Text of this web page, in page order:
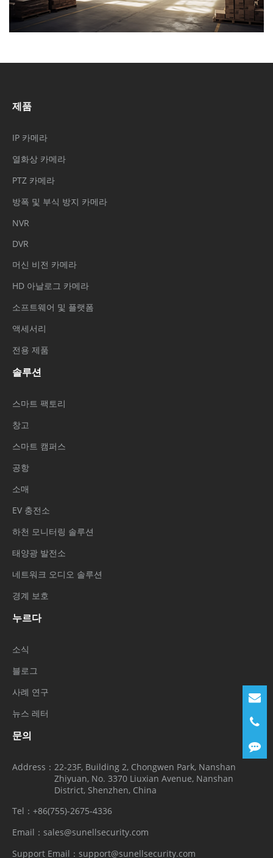
제품
IP 카메라
열화상 카메라
PTZ 카메라
방폭 및 부식 방지 카메라
NVR
DVR
머신 비전 카메라
HD 아날로그 카메라
소프트웨어 및 플랫폼
액세서리
전용 제품
솔루션
스마트 팩토리
창고
스마트 캠퍼스
공항
소매
EV 충전소
하천 모니터링 솔루션
태양광 발전소
네트워크 오디오 솔루션
경계 보호
누르다
소식
블로그
사례 연구
뉴스 레터
문의
Address： 22-23F, Building 2, Chongwen Park, Nanshan
Zhiyuan, No. 3370 Liuxian Avenue, Nanshan
District, Shenzhen, China
Tel： +86(755)-2675-4336
Email： sales@sunellsecurity.com
Support Email： support@sunellsecurity.com